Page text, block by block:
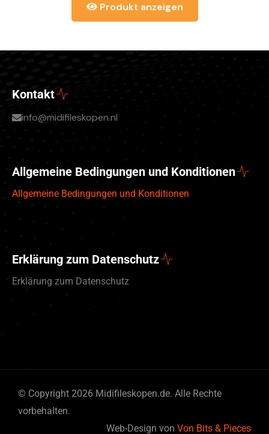
Produkt anzeigen
Kontakt
info@midifileskopen.nl
Allgemeine Bedingungen und Konditionen
Allgemeine Bedingungen und Konditionen
Erklärung zum Datenschutz
Erklärung zum Datenschutz
© Copyright 2026 Midifileskopen.de. Alle Rechte
vorbehalten.
Web-Design von Von Bits & Pieces
Nederlands